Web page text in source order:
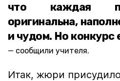
что каждая
оригинальна,
и чудом. Но конкурс
сообщили учителя.
Итак, жюри